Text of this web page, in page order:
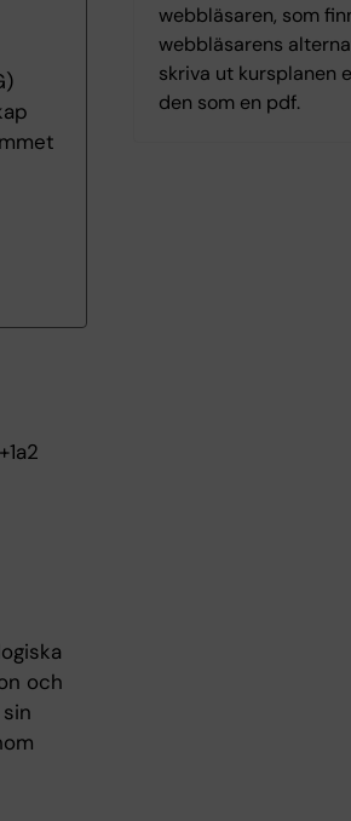
och
webbläsaren, som
webbläsarens
skriva ut kursplanen
den som en pdf.